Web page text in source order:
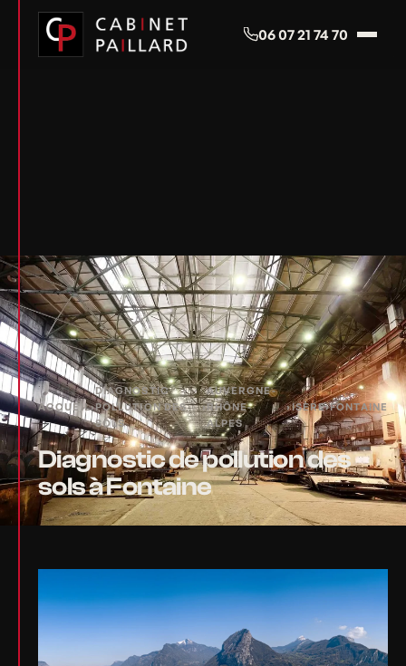
06 07 21 74 70
ACCUEIL›
DIAGNOSTIC
POLLUTION DES
SOLS
›
AUVERGNE-
RHÔNE-
ALPES
›ISÈRE›FONTAINE
Diagnostic de pollution des
sols à Fontaine
Panneau de gestion des cookies